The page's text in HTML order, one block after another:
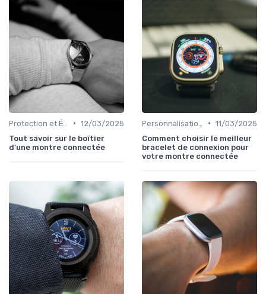
• 12/03/2025
Tout savoir sur le boîtier
d'une montre connectée
• 11/03/2025
Comment choisir le meilleur
bracelet de connexion pour
votre montre connectée